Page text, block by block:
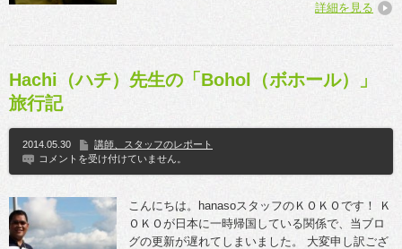
詳細を見る
Hachi（ハチ）先生の「Bohol（ボホール）」
旅行記
2014.05.30
講師、スタッフのレポート
コメントを受け付けていません。
こんにちは。hanasoスタッフのＫＯＫＯです！ Ｋ
ＯＫＯが日本に一時帰国している関係で、当ブロ
グの更新が遅れてしまいました。 大変申し訳ござ